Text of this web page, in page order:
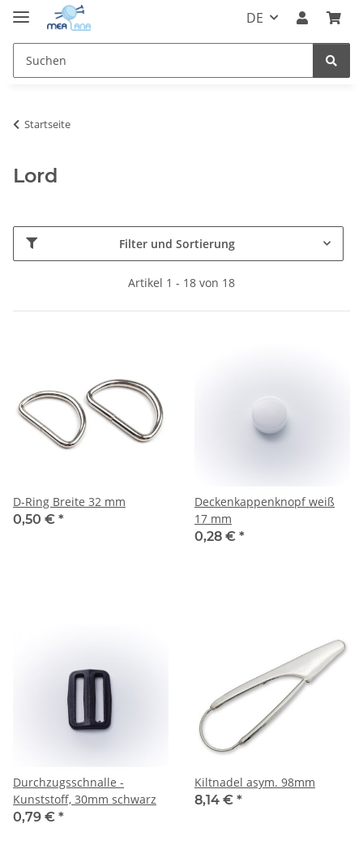
DE
Startseite
Lord
Filter und Sortierung
Artikel 1 - 18 von 18
D-Ring Breite 32 mm
0,50 € *
Deckenkappenknopf weiß
17 mm
0,28 € *
Durchzugsschnalle -
Kunststoff, 30mm schwarz
0,79 € *
Kiltnadel asym. 98mm
8,14 € *